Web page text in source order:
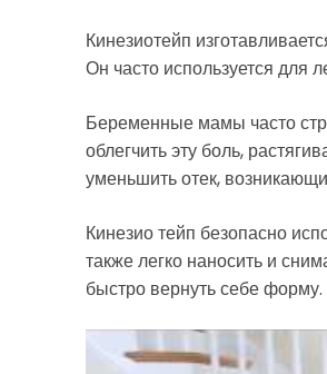
Кинезиотейп
Он часто используется для
Беременные мамы часто
облегчить эту боль,
уменьшить отек,
Кинезио тейп безопасно
также легко наносить и
быстро вернуть себе форму.